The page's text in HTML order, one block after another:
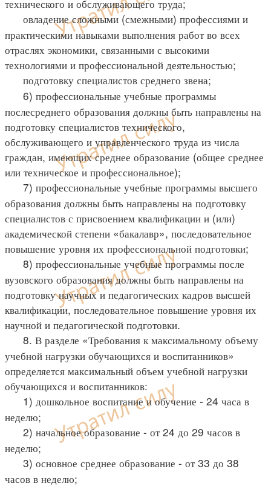
технического и обслуживающего труда;
овладение сложными (смежными) профессиями и
практическими навыками выполнения работ во всех
отраслях экономики, связанными с высокими
технологиями и профессиональной деятельностью;
подготовку специалистов среднего звена;
6) профессиональные учебные программы
послесреднего образования должны быть направлены на
подготовку специалистов технического,
обслуживающего и управленческого труда из числа
граждан, имеющих среднее образование (общее среднее
или техническое и профессиональное);
7) профессиональные учебные программы высшего
образования должны быть направлены на подготовку
специалистов с присвоением квалификации и (или)
академической степени «бакалавр», последовательное
повышение уровня их профессиональной подготовки;
8) профессиональные учебные программы после
вузовского образования должны быть направлены на
подготовку научных и педагогических кадров высшей
квалификации, последовательное повышение уровня их
научной и педагогической подготовки.
8. В разделе «Требования к максимальному объему
учебной нагрузки обучающихся и воспитанников»
определяется максимальный объем учебной нагрузки
обучающихся и воспитанников:
1) дошкольное воспитание и обучение - 24 часа в
неделю;
2) начальное образование - от 24 до 29 часов в
неделю;
3) основное среднее образование - от 33 до 38
часов в неделю;